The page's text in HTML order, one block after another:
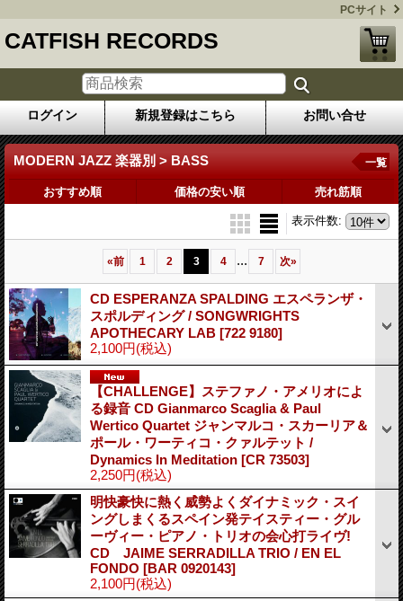
PCサイト
CATFISH RECORDS
ログイン 新規登録はこちら お問い合せ
MODERN JAZZ 楽器別 > BASS 一覧
おすすめ順 価格の安い順 売れ筋順
表示件数:
«前 1 2 3 4 ... 7 次»
CD ESPERANZA SPALDING エスペランザ・
スポルディング / SONGWRIGHTS
APOTHECARY LAB [722 9180]
2,100円(税込)
【CHALLENGE】ステファノ・アメリオによ
る録音 CD Gianmarco Scaglia & Paul
Wertico Quartet ジャンマルコ・スカーリア＆
ポール・ワーティコ・クァルテット /
Dynamics In Meditation [CR 73503]
2,250円(税込)
明快豪快に熱く威勢よくダイナミック・スイ
ングしまくるスペイン発テイスティー・グル
ーヴィー・ピアノ・トリオの会心打ライヴ!
CD JAIME SERRADILLA TRIO / EN EL
FONDO [BAR 0920143]
2,100円(税込)